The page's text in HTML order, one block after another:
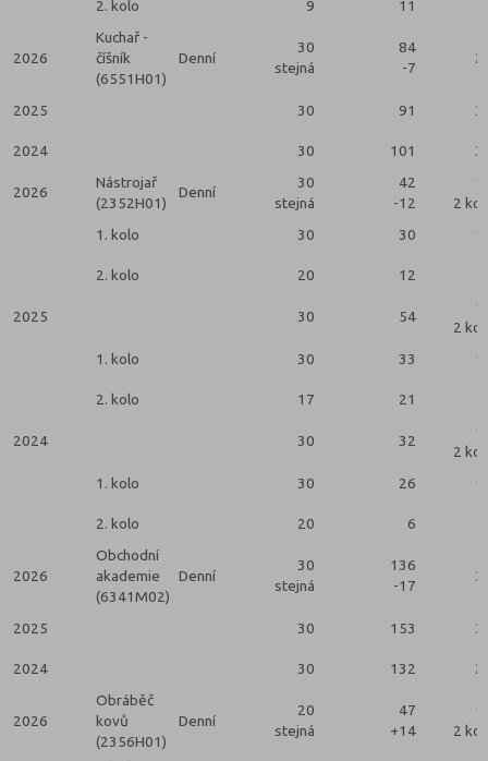
2. kolo 9 11
2026
Kuchař -
číšník
(6551H01)
Denní
30
stejná
84
-7
2025 30 91
2024 30 101
2026
Nástrojař
(2352H01)
Denní
30
stejná
42
-12
2
1. kolo
30 30
2. kolo 20 12
2025 30 54
2
1. kolo
30 33
2. kolo 17 21
2024 30 32
2
1. kolo
30 26
2. kolo 20 6
2026
Obchodní
akademie
(6341M02)
Denní
30
stejná
136
-17
2025 30 153
2024 30 132
2026
Obráběč
kovů
(2356H01)
Denní
20
stejná
47
+14
2